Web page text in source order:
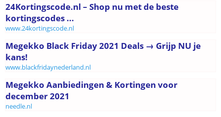
24Kortingscode.nl – Shop nu met de beste
kortingscodes ...
www.24kortingscode.nl
Megekko Black Friday 2021 Deals → Grijp NU je
kans!
www.blackfridaynederland.nl
Megekko Aanbiedingen & Kortingen voor
december 2021
needle.nl